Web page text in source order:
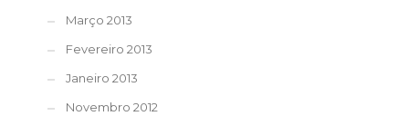
Março 2013
Fevereiro 2013
Janeiro 2013
Novembro 2012